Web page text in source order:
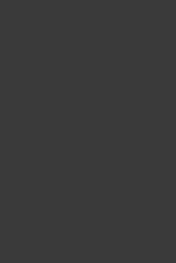
سيجري كل